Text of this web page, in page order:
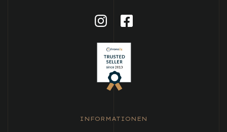
INFORMATIONEN